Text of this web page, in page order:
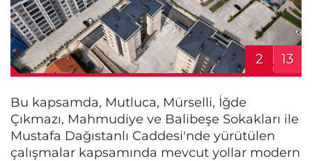
2 13
Bu kapsamda, Mutluca, Mürselli, İğde
Çıkmazı, Mahmudiye ve Balibeşe Sokakları ile
Mustafa Dağıstanlı Caddesi'nde yürütülen
çalışmalar kapsamında mevcut yollar modern